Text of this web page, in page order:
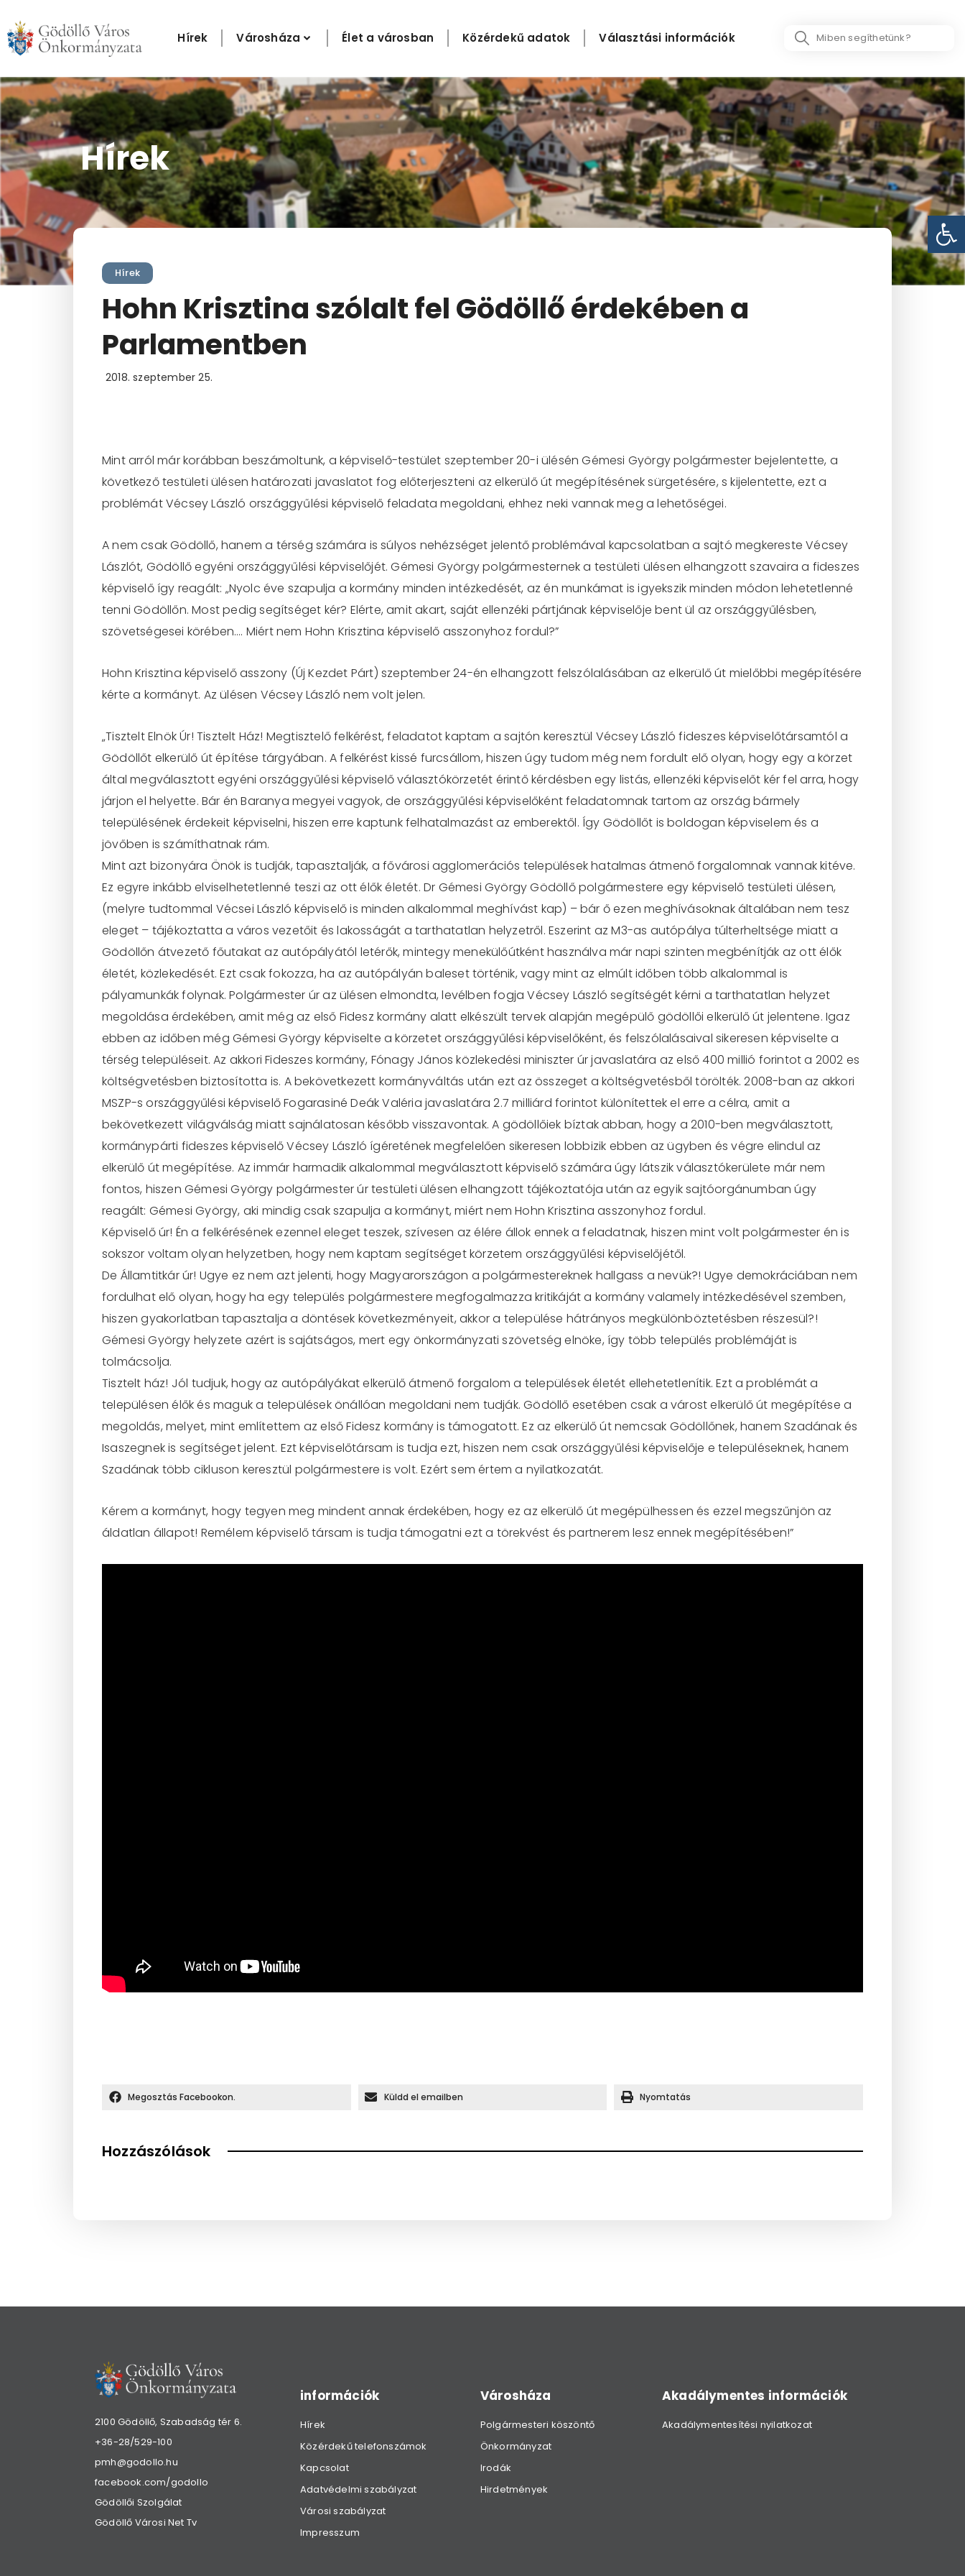
content
Hírek Városháza Élet a városban Közérdekű adatok Választási információk
Search
Hírek
Hírek
Hohn Krisztina szólalt fel Gödöllő érdekében a
Parlamentben
2018. szeptember 25.
Mint arról már korábban beszámoltunk, a képviselő-testület szeptember 20-i ülésén Gémesi György polgármester bejelentette, a
következő testületi ülésen határozati javaslatot fog előterjeszteni az elkerülő út megépítésének sürgetésére, s kijelentette, ezt a
problémát Vécsey László országgyűlési képviselő feladata megoldani, ehhez neki vannak meg a lehetőségei.
A nem csak Gödöllő, hanem a térség számára is súlyos nehézséget jelentő problémával kapcsolatban a sajtó megkereste Vécsey
Lászlót, Gödöllő egyéni országgyűlési képviselőjét. Gémesi György polgármesternek a testületi ülésen elhangzott szavaira a fideszes
képviselő így reagált: „Nyolc éve szapulja a kormány minden intézkedését, az én munkámat is igyekszik minden módon lehetetlenné
tenni Gödöllőn. Most pedig segítséget kér? Elérte, amit akart, saját ellenzéki pártjának képviselője bent ül az országgyűlésben,
szövetségesei körében…. Miért nem Hohn Krisztina képviselő asszonyhoz fordul?”
Hohn Krisztina képviselő asszony (Új Kezdet Párt) szeptember 24-én elhangzott felszólalásában az elkerülő út mielőbbi megépítésére
kérte a kormányt. Az ülésen Vécsey László nem volt jelen.
„Tisztelt Elnök Úr! Tisztelt Ház! Megtisztelő felkérést, feladatot kaptam a sajtón keresztül Vécsey László fideszes képviselőtársamtól a
Gödöllőt elkerülő út építése tárgyában. A felkérést kissé furcsállom, hiszen úgy tudom még nem fordult elő olyan, hogy egy a körzet
által megválasztott egyéni országgyűlési képviselő választókörzetét érintő kérdésben egy listás, ellenzéki képviselőt kér fel arra, hogy
járjon el helyette. Bár én Baranya megyei vagyok, de országgyűlési képviselőként feladatomnak tartom az ország bármely
településének érdekeit képviselni, hiszen erre kaptunk felhatalmazást az emberektől. Így Gödöllőt is boldogan képviselem és a
jövőben is számíthatnak rám.
Mint azt bizonyára Önök is tudják, tapasztalják, a fővárosi agglomerációs települések hatalmas átmenő forgalomnak vannak kitéve.
Ez egyre inkább elviselhetetlenné teszi az ott élők életét. Dr Gémesi György Gödöllő polgármestere egy képviselő testületi ülésen,
(melyre tudtommal Vécsei László képviselő is minden alkalommal meghívást kap) – bár ő ezen meghívásoknak általában nem tesz
eleget – tájékoztatta a város vezetőit és lakosságát a tarthatatlan helyzetről. Eszerint az M3-as autópálya túlterheltsége miatt a
Gödöllőn átvezető főutakat az autópályától letérők, mintegy menekülőútként használva már napi szinten megbénítják az ott élők
életét, közlekedését. Ezt csak fokozza, ha az autópályán baleset történik, vagy mint az elmúlt időben több alkalommal is
pályamunkák folynak. Polgármester úr az ülésen elmondta, levélben fogja Vécsey László segítségét kérni a tarthatatlan helyzet
megoldása érdekében, amit még az első Fidesz kormány alatt elkészült tervek alapján megépülő gödöllői elkerülő út jelentene. Igaz
ebben az időben még Gémesi György képviselte a körzetet országgyűlési képviselőként, és felszólalásaival sikeresen képviselte a
térség településeit. Az akkori Fideszes kormány, Fónagy János közlekedési miniszter úr javaslatára az első 400 millió forintot a 2002 es
költségvetésben biztosította is. A bekövetkezett kormányváltás után ezt az összeget a költségvetésből törölték. 2008-ban az akkori
MSZP-s országgyűlési képviselő Fogarasiné Deák Valéria javaslatára 2.7 milliárd forintot különítettek el erre a célra, amit a
bekövetkezett világválság miatt sajnálatosan később visszavontak. A gödöllőiek bíztak abban, hogy a 2010-ben megválasztott,
kormánypárti fideszes képviselő Vécsey László ígéretének megfelelően sikeresen lobbizik ebben az ügyben és végre elindul az
elkerülő út megépítése. Az immár harmadik alkalommal megválasztott képviselő számára úgy látszik választókerülete már nem
fontos, hiszen Gémesi György polgármester úr testületi ülésen elhangzott tájékoztatója után az egyik sajtóorgánumban úgy
reagált: Gémesi György, aki mindig csak szapulja a kormányt, miért nem Hohn Krisztina asszonyhoz fordul.
Képviselő úr! Én a felkérésének ezennel eleget teszek, szívesen az élére állok ennek a feladatnak, hiszen mint volt polgármester én is
sokszor voltam olyan helyzetben, hogy nem kaptam segítséget körzetem országgyűlési képviselőjétől.
De Államtitkár úr! Ugye ez nem azt jelenti, hogy Magyarországon a polgármestereknek hallgass a nevük?! Ugye demokráciában nem
fordulhat elő olyan, hogy ha egy település polgármestere megfogalmazza kritikáját a kormány valamely intézkedésével szemben,
hiszen gyakorlatban tapasztalja a döntések következményeit, akkor a települése hátrányos megkülönböztetésben részesül?!
Gémesi György helyzete azért is sajátságos, mert egy önkormányzati szövetség elnöke, így több település problémáját is
tolmácsolja.
Tisztelt ház! Jól tudjuk, hogy az autópályákat elkerülő átmenő forgalom a települések életét ellehetetlenítik. Ezt a problémát a
településen élők és maguk a települések önállóan megoldani nem tudják. Gödöllő esetében csak a várost elkerülő út megépítése a
megoldás, melyet, mint említettem az első Fidesz kormány is támogatott. Ez az elkerülő út nemcsak Gödöllőnek, hanem Szadának és
Isaszegnek is segítséget jelent. Ezt képviselőtársam is tudja ezt, hiszen nem csak országgyűlési képviselője e településeknek, hanem
Szadának több cikluson keresztül polgármestere is volt. Ezért sem értem a nyilatkozatát.
Kérem a kormányt, hogy tegyen meg mindent annak érdekében, hogy ez az elkerülő út megépülhessen és ezzel megszűnjön az
áldatlan állapot! Remélem képviselő társam is tudja támogatni ezt a törekvést és partnerem lesz ennek megépítésében!”
Megosztás Facebookon. Küldd el emailben Nyomtatás
Hozzászólások
2100 Gödöllő, Szabadság tér 6.
+36-28/529-100
pmh@godollo.hu
facebook.com/godollo
Gödöllői Szolgálat
Gödöllő Városi Net Tv
információk
Hírek
Közérdekű telefonszámok
Kapcsolat
Adatvédelmi szabályzat
Városi szabályzat
Impresszum
Városháza
Polgármesteri köszöntő
Önkormányzat
Irodák
Hirdetmények
Akadálymentes információk
Akadálymentesítési nyilatkozat